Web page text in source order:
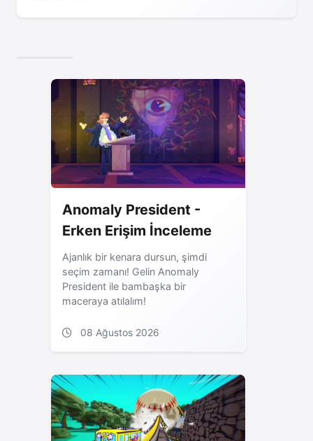
Anomaly President -
Erken Erişim İnceleme
Ajanlık bir kenara dursun, şimdi
seçim zamanı! Gelin Anomaly
President ile bambaşka bir
maceraya atılalım!
08 Ağustos 2026